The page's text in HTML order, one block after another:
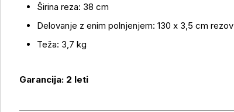
Širina reza: 38 cm
Delovanje z enim polnjenjem: 130 x 3,5 cm rezov
Teža: 3,7 kg
Garancija: 2 leti